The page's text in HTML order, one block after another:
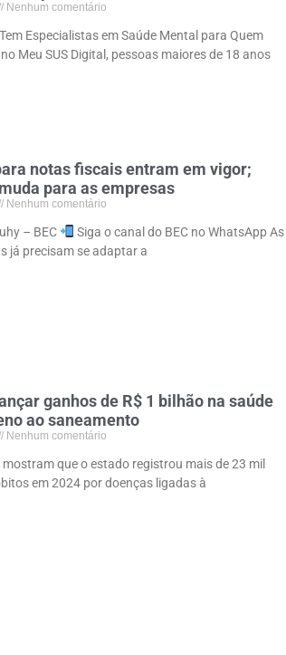
Nenhum comentário
Especialistas em Saúde Mental para Quem
Meu SUS Digital, pessoas maiores de 18 anos
notas fiscais entram em vigor;
para as empresas
Nenhum comentário
– BEC
Siga o canal do BEC no WhatsApp As
já precisam se adaptar a
ganhos de R$ 1 bilhão na saúde
ao saneamento
Nenhum comentário
mostram que o estado registrou mais de 23 mil
em 2024 por doenças ligadas à